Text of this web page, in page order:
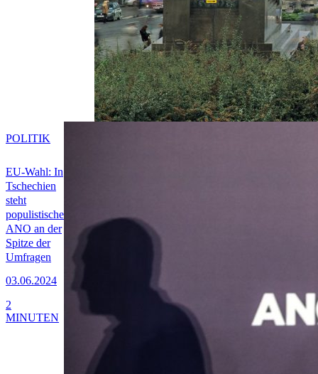
EU-Wahl: In
Tschechien
steht
populistische
ANO an der
Spitze der
Umfragen
03.06.2024
POLITIK
2
MINUTEN